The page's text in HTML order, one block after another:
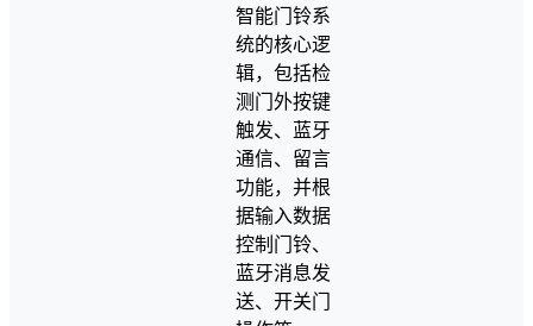
智能门铃系
统的核心逻
辑，包括检
测门外按键
触发、蓝牙
通信、留言
功能，并根
据输入数据
控制门铃、
蓝牙消息发
送、开关门